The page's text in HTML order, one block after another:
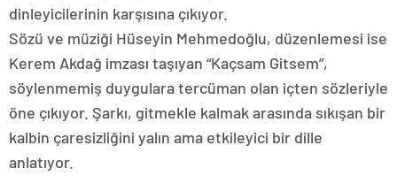
dinleyicilerinin karşısına çıkıyor.
Sözü ve müziği Hüseyin Mehmedoğlu, düzenlemesi ise
Kerem Akdağ imzası taşıyan “Kaçsam Gitsem”,
söylenmemiş duygulara tercüman olan içten sözleriyle
öne çıkıyor. Şarkı, gitmekle kalmak arasında sıkışan bir
kalbin çaresizliğini yalın ama etkileyici bir dille
anlatıyor.